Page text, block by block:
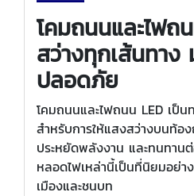
โคมถนนและไฟถ
สว่างทุกเส้นทาง
ปลอดภัย
โคมถนนและไฟถนน LED เป็น
สำหรับการให้แสงสว่างบนท้อ
ประหยัดพลังงาน และทนทาน
หลอดไฟเหล่านี้เป็นที่นิยมอย่า
เมืองและชนบท